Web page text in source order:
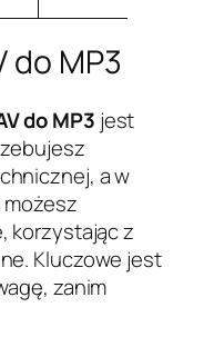
do MP3
do MP3 jest
a w
korzystając z
Kluczowe jest
zanim